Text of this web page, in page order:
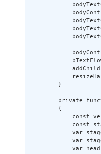
        }
private
        {
const
const
var
var
var